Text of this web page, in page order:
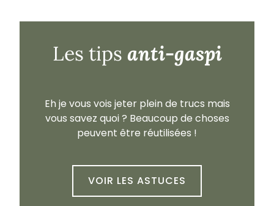
Les tips anti-gaspi
Eh je vous vois jeter plein de trucs mais
vous savez quoi ? Beaucoup de choses
peuvent être réutilisées !
VOIR LES ASTUCES